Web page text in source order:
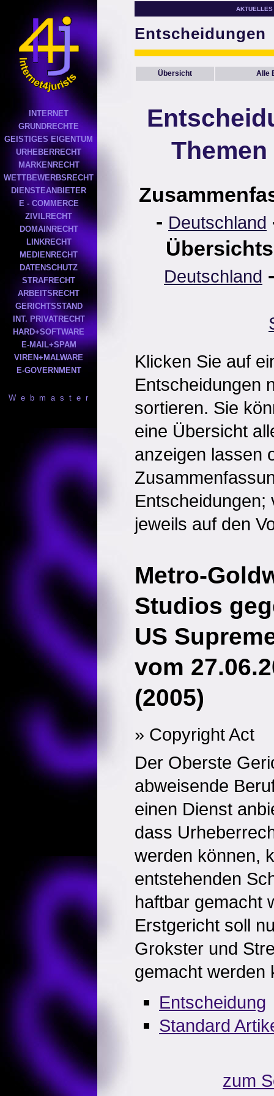
INTERNET
GRUNDRECHTE
GEISTIGES EIGENTUM
URHEBERRECHT
MARKENRECHT
WETTBEWERBSRECHT
DIENSTEANBIETER
E - COMMERCE
ZIVILRECHT
DOMAINRECHT
LINKRECHT
MEDIENRECHT
DATENSCHUTZ
STRAFRECHT
ARBEITSRECHT
GERICHTSSTAND
INT. PRIVATRECHT
HARD+SOFTWARE
E-MAIL+SPAM
VIREN+MALWARE
E-GOVERNMENT
W e b m a s t e r
AKTUELLES
Entscheidungen
Übersicht Alle
- Deutschland
Deutschland
Klicken Sie auf
Entscheidungen
sortieren. Sie
eine Übersicht
anzeigen lassen
Entscheidungen;
jeweils auf den
Metro-
Studios
US
vom
(2005)
» Copyright Act
Der Oberste
abweisende
einen Dienst
dass
werden können,
entstehenden
haftbar gemacht
Erstgericht soll
Grokster und
gemacht werden
Entscheidung
Standard
zum